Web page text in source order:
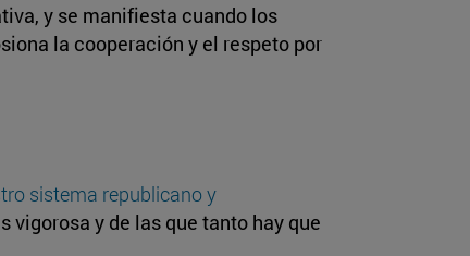
y se manifiesta cuando los
la cooperación y el respeto por
sistema republicano y
vigorosa y de las que tanto hay que